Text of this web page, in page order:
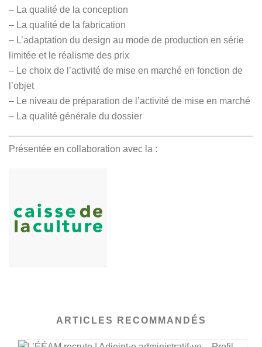
– La qualité de la conception
– La qualité de la fabrication
– L’adaptation du design au mode de production en série
limitée et le réalisme des prix
– Le choix de l’activité de mise en marché en fonction de
l’objet
– Le niveau de préparation de l’activité de mise en marché
– La qualité générale du dossier
Présentée en collaboration avec la :
ARTICLES RECOMMANDÉS